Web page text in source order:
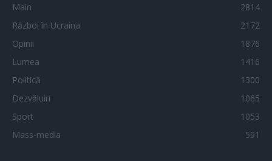
Main
2814
Război în Ucraina
2172
Opinii
1876
Lumea
1416
Politică
1300
Dezvăluiri
1065
Sport
1053
Mass-media
591